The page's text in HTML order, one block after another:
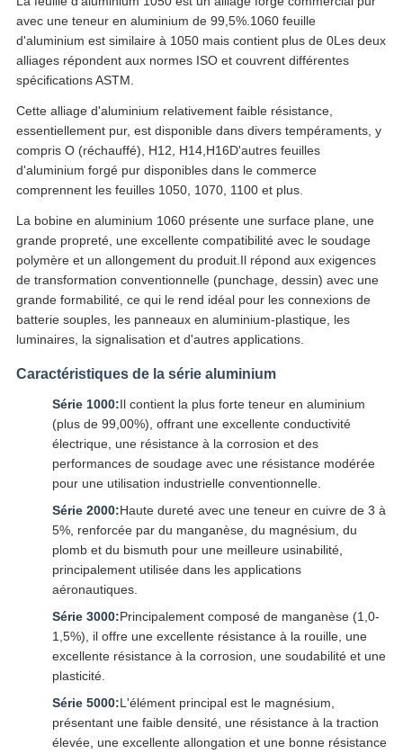
avec une teneur en aluminium de 99,5%.1060 feuille
d'aluminium est similaire à 1050 mais contient plus de 0Les deux
alliages répondent aux normes ISO et couvrent différentes
spécifications ASTM.
Cette alliage d'aluminium relativement faible résistance,
essentiellement pur, est disponible dans divers tempéraments, y
compris O (réchauffé), H12, H14,H16D'autres feuilles
d'aluminium forgé pur disponibles dans le commerce
comprennent les feuilles 1050, 1070, 1100 et plus.
La bobine en aluminium 1060 présente une surface plane, une
grande propreté, une excellente compatibilité avec le soudage
polymère et un allongement du produit.Il répond aux exigences
de transformation conventionnelle (punchage, dessin) avec une
grande formabilité, ce qui le rend idéal pour les connexions de
batterie souples, les panneaux en aluminium-plastique, les
luminaires, la signalisation et d'autres applications.
Caractéristiques de la série aluminium
Série 1000:Il contient la plus forte teneur en aluminium
(plus de 99,00%), offrant une excellente conductivité
électrique, une résistance à la corrosion et des
performances de soudage avec une résistance modérée
pour une utilisation industrielle conventionnelle.
Série 2000:Haute dureté avec une teneur en cuivre de 3 à
5%, renforcée par du manganèse, du magnésium, du
plomb et du bismuth pour une meilleure usinabilité,
principalement utilisée dans les applications
aéronautiques.
Série 3000:Principalement composé de manganèse (1,0-
1,5%), il offre une excellente résistance à la rouille, une
excellente résistance à la corrosion, une soudabilité et une
plasticité.
Série 5000:L'élément principal est le magnésium,
présentant une faible densité, une résistance à la traction
élevée, une excellente allongation et une bonne résistance